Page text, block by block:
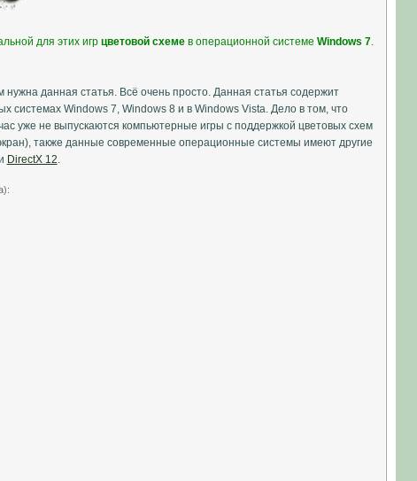
для этих игр цветовой схемев операционной системе Windows 7.
данная статья. Всё очень просто. Данная статья содержит
системах Windows 7, Windows 8 и в Windows Vista. Дело в том, что
уже не выпускаются компьютерные игры с поддержкой цветовых схем
также данные современные операционные системы имеют другие
DirectX 12.